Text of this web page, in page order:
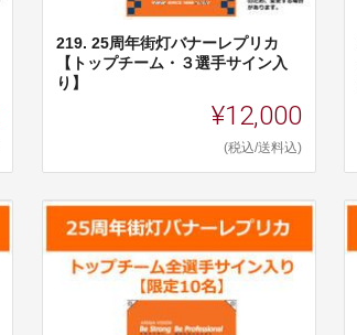
219. 25周年街灯バナーレプリカ
【トップチーム・３選手サイン入
り】
¥12,000
(税込/送料込)